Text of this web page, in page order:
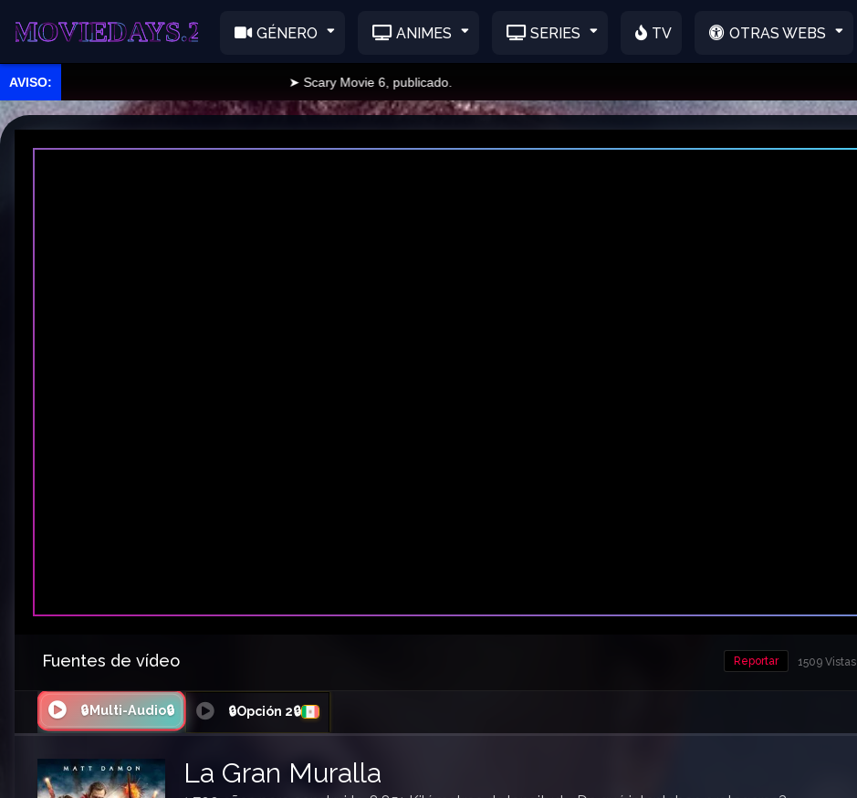
GÉNERO ANIMES SERIES TV OTRAS WEBS
➤ Scary Movie 6, publicado.
Fuentes de vídeo 1509 Vistas
Reportar
🔒Multi-Audio🔒 🔒Opción 2🔒
La Gran Muralla